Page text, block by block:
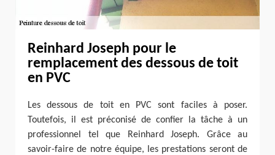
Reinhard Joseph pour le
remplacement des dessous de toit
en PVC
Les dessous de toit en PVC sont faciles à poser.
Toutefois, il est préconisé de confier la tâche à un
professionnel tel que Reinhard Joseph. Grâce au
savoir-faire de notre équipe, les prestations seront de